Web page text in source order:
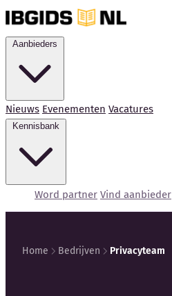
Nieuws Evenementen Vacatures
Word partner Vind aanbieder
Home Bedrijven Privacyteam